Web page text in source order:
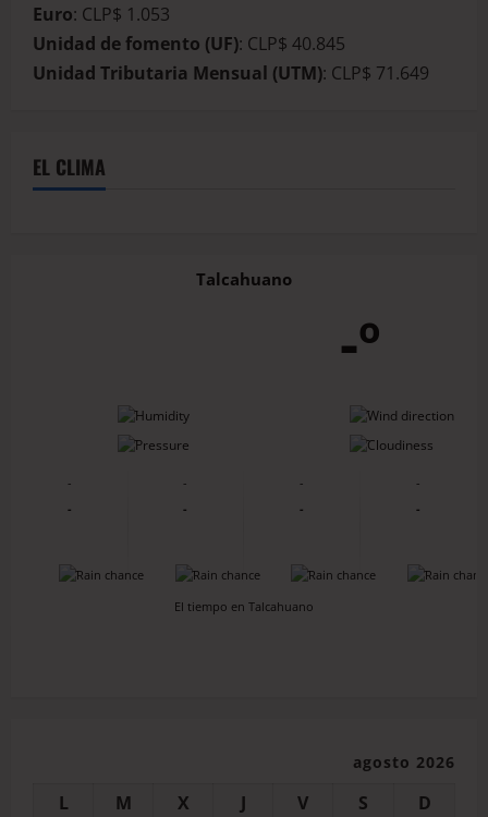
Euro: CLP$ 1.053
Unidad de fomento (UF): CLP$ 40.845
Unidad Tributaria Mensual (UTM): CLP$ 71.649
EL CLIMA
Talcahuano
-º
-
-
-
-
-
-
-
-
-
-
-
-
-
-
-
-
El tiempo en Talcahuano
agosto 2026
L M X J V S D